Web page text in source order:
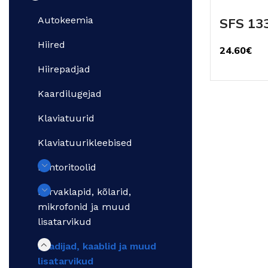
Autokeemia
Hiired
Hiirepadjad
Kaardilugejad
Klaviatuurid
Klaviatuurikleebised
Kontoritoolid
Kõrvaklapid, kõlarid,
mikrofonid ja muud
lisatarvikud
Laadijad, kaablid ja muud
lisatarvikud
SFS
24.60€